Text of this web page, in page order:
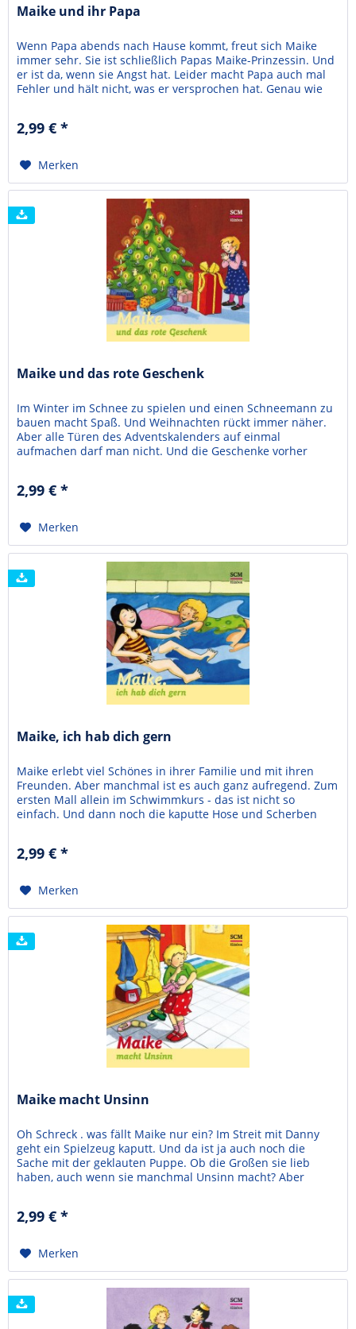
Maike und ihr Papa
Wenn Papa abends nach Hause kommt, freut sich Maike
immer sehr. Sie ist schließlich Papas Maike-Prinzessin. Und
er ist da, wenn sie Angst hat. Leider macht Papa auch mal
Fehler und hält nicht, was er versprochen hat. Genau wie
Vater im Himmel kennt, der nie...
2,99 € *
Merken
Maike und das rote Geschenk
Im Winter im Schnee zu spielen und einen Schneemann zu
bauen macht Spaß. Und Weihnachten rückt immer näher.
Aber alle Türen des Adventskalenders auf einmal
aufmachen darf man nicht. Und die Geschenke vorher
natürlich Jesus. Denn zu einem richtigen Weihnachten
2,99 € *
Merken
Maike, ich hab dich gern
Maike erlebt viel Schönes in ihrer Familie und mit ihren
Freunden. Aber manchmal ist es auch ganz aufregend. Zum
ersten Mall allein im Schwimmkurs - das ist nicht so
einfach. Und dann noch die kaputte Hose und Scherben
Schröder lebt in Lüdenscheid, ist...
2,99 € *
Merken
Maike macht Unsinn
Oh Schreck . was fällt Maike nur ein? Im Streit mit Danny
geht ein Spielzeug kaputt. Und da ist ja auch noch die
Sache mit der geklauten Puppe. Ob die Großen sie lieb
haben, auch wenn sie manchmal Unsinn macht? Aber
Löffel-Schröder lebt in Lüdenscheid, ist...
2,99 € *
Merken